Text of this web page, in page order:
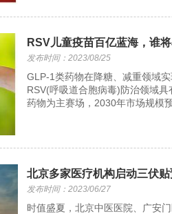
​RSV儿童疫苗百亿蓝海，谁
发布时间：2023/08/25
GLP-1类药物在降糖、减重领域
RSV(呼吸道合胞病毒)防治领域
药物为主赛场，2030年市场规模
北京多家医疗机构启动三伏
发布时间：2023/06/27
时值盛夏，北京中医医院、广安